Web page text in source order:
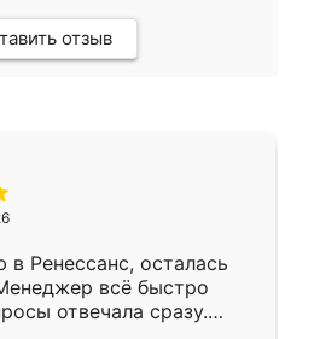
отзыв
в Ренессанс, осталась
всё быстро
отвечала сразу.